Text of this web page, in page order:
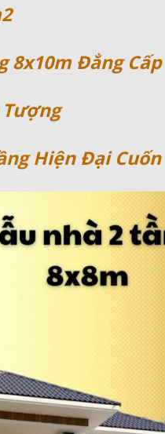
8x10m Đẳng
Tượng
Hiện Đại